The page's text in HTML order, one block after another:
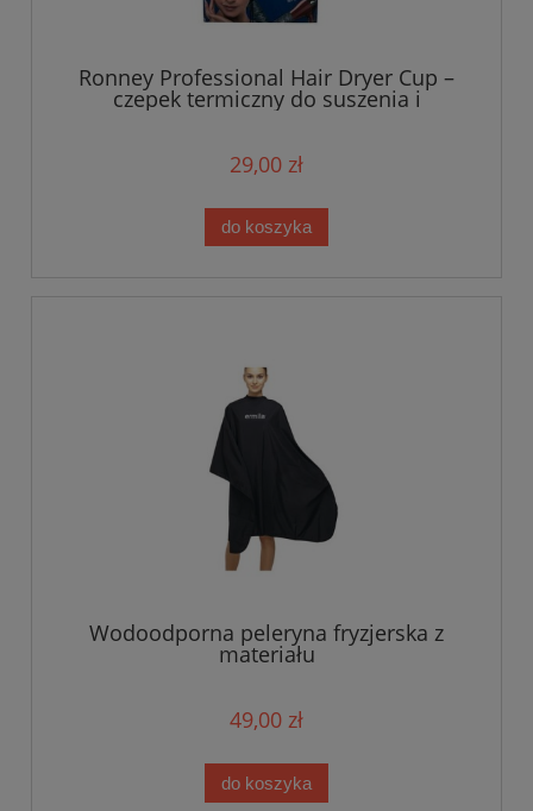
Ronney Professional Hair Dryer Cup –
czepek termiczny do suszenia i
zabiegów
29,00 zł
do koszyka
Wodoodporna peleryna fryzjerska z
materiału
49,00 zł
do koszyka